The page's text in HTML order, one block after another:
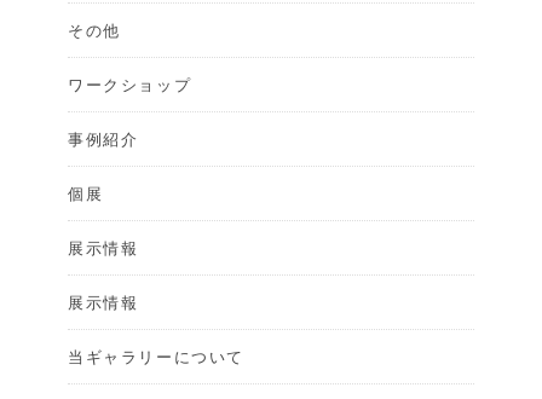
その他
ワークショップ
事例紹介
個展
展示情報
展示情報
当ギャラリーについて